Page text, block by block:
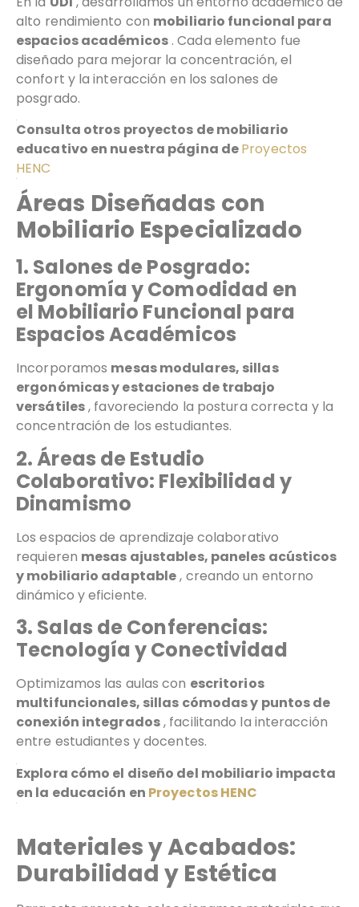
alto rendimiento con mobiliario funcional para
espacios académicos. Cada elemento fue
diseñado para mejorar la concentración, el
confort y la interacción en los salones de
posgrado.
Consulta otros proyectos de mobiliario
educativo en nuestra página deProyectos
HENC
Áreas Diseñadas con
Mobiliario Especializado
1. Salones de Posgrado:
Ergonomía y Comodidad en
el Mobiliario Funcional para
Espacios Académicos
Incorporamos mesas modulares, sillas
ergonómicas y estaciones de trabajo
versátiles, favoreciendo la postura correcta y la
concentración de los estudiantes.
2. Áreas de Estudio
Colaborativo: Flexibilidad y
Dinamismo
Los espacios de aprendizaje colaborativo
requieren mesas ajustables, paneles acústicos
y mobiliario adaptable, creando un entorno
dinámico y eficiente.
3. Salas de Conferencias:
Tecnología y Conectividad
Optimizamos las aulas con escritorios
multifuncionales, sillas cómodas y puntos de
conexión integrados, facilitando la interacción
entre estudiantes y docentes.
Explora cómo el diseño del mobiliario impacta
en la educación en Proyectos HENC
Materiales y Acabados:
Durabilidad y Estética